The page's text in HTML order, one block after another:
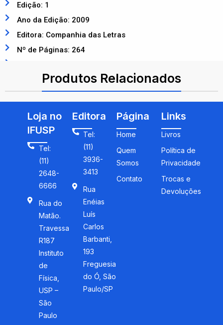
Edição: 1
Ano da Edição: 2009
Editora: Companhia das Letras
Nº de Páginas: 264
Produtos Relacionados
Loja no
IFUSP
Tel:
(11)
2648-
6666
Rua do
Matão.
Travessa
R187
Instituto
de
Física,
USP –
São
Paulo
Editora
Tel:
(11)
3936-
3413
Rua
Enéias
Luís
Carlos
Barbanti,
193
Freguesia
do Ó, São
Paulo/SP
Página
Home
Quem
Somos
Contato
Links
Livros
Política de
Privacidade
Trocas e
Devoluções